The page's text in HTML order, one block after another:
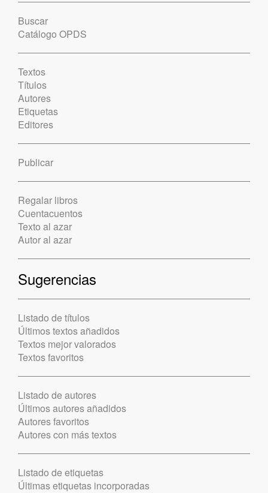
Buscar
Catálogo OPDS
Textos
Títulos
Autores
Etiquetas
Editores
Publicar
Regalar libros
Cuentacuentos
Texto al azar
Autor al azar
Sugerencias
Listado de títulos
Últimos textos añadidos
Textos mejor valorados
Textos favoritos
Listado de autores
Últimos autores añadidos
Autores favoritos
Autores con más textos
Listado de etiquetas
Últimas etiquetas incorporadas